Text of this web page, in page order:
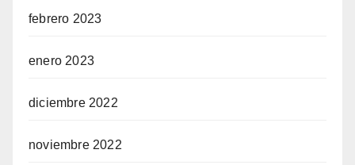
febrero 2023
enero 2023
diciembre 2022
noviembre 2022